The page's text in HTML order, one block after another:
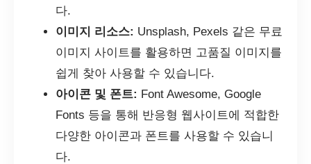
다.
이미지 리소스: Unsplash, Pexels 같은 무료
이미지 사이트를 활용하면 고품질 이미지를
쉽게 찾아 사용할 수 있습니다.
아이콘 및 폰트: Font Awesome, Google
Fonts 등을 통해 반응형 웹사이트에 적합한
다양한 아이콘과 폰트를 사용할 수 있습니
다.